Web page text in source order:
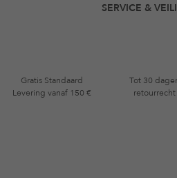
SERVICE &
Gratis Standaard
Levering vanaf 150 €
Tot 30
retourrecht